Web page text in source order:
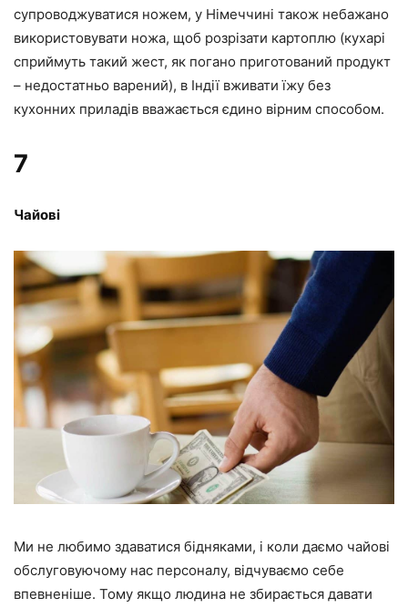
супроводжуватися ножем, у Німеччині також небажано
використовувати ножа, щоб розрізати картоплю (кухарі
сприймуть такий жест, як погано приготований продукт
– недостатньо варений), в Індії вживати їжу без
кухонних приладів вважається єдино вірним способом.
7
Чайові
Ми не любимо здаватися бідняками, і коли даємо чайові
обслуговуючому нас персоналу, відчуваємо себе
впевненіше. Тому якщо людина не збирається давати